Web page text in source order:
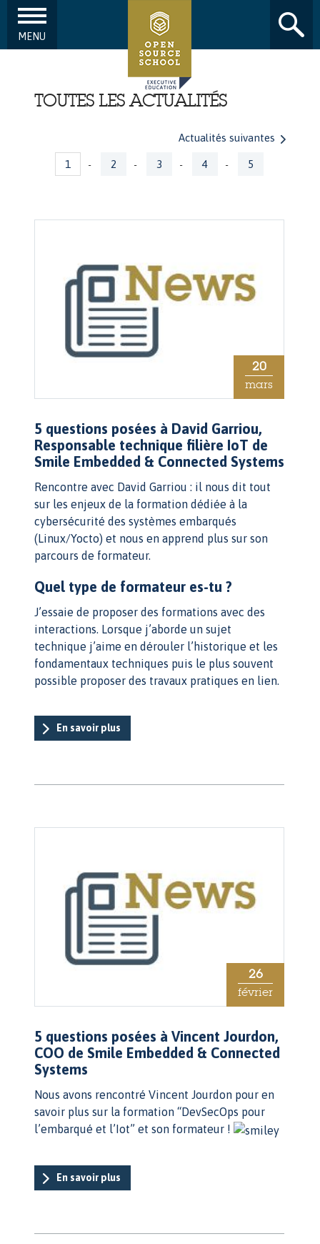
MENU
TOUTES LES ACTUALITÉS
Pages
Actualités suivantes
1 - 2 - 3 - 4 - 5
20
mars
5 questions posées à David Garriou,
Responsable technique filière IoT de
Smile Embedded & Connected Systems
Rencontre avec David Garriou : il nous dit tout
sur les enjeux de la formation dédiée à la
cybersécurité des systèmes embarqués
(Linux/Yocto) et nous en apprend plus sur son
parcours de formateur.
Quel type de formateur es-tu ?
J’essaie de proposer des formations avec des
interactions. Lorsque j’aborde un sujet
technique j’aime en dérouler l’historique et les
fondamentaux techniques puis le plus souvent
possible proposer des travaux pratiques en lien.
En savoir plus
26
février
5 questions posées à Vincent Jourdon,
COO de Smile Embedded & Connected
Systems
Nous avons rencontré Vincent Jourdon pour en
savoir plus sur la formation “DevSecOps pour
l’embarqué et l’Iot” et son formateur !
En savoir plus